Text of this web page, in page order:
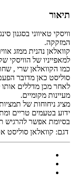
תיאור
וויסקי טאיווני
המזקקה.
קוואלאן נהנית ממזג
למאפייניו של הוויסקי
כמו הקוואלאן שרי ,
סוליסט כאן מדובר
מעיינות מקומיים.
מציג ניחוחות של
ידוע בטעמים טריים
בסיומת אפשר להרגיש
דגם: קוואלאן סוליסט